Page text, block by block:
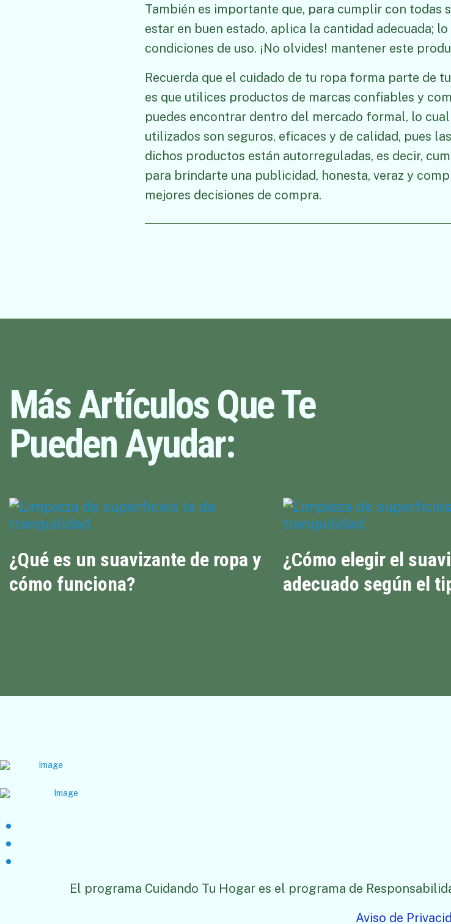
También es importante que, para cumplir con todas
estar en buen estado, aplica la cantidad adecuada;
condiciones de uso. ¡No olvides! mantener este
Recuerda que el cuidado de tu ropa forma parte de
es que utilices productos de marcas confiables y
puedes encontrar dentro del mercado formal, lo
utilizados son seguros, eficaces y de calidad, pues
dichos productos están autorreguladas, es decir,
para brindarte una publicidad, honesta, veraz y
mejores decisiones de compra.
Más Artículos Que Te
Pueden Ayudar:
¿Qué es un suavizante de ropa y
cómo funciona?
¿Cómo elegir el
adecuado según el
El programa Cuidando Tu Hogar es el programa de
Aviso de